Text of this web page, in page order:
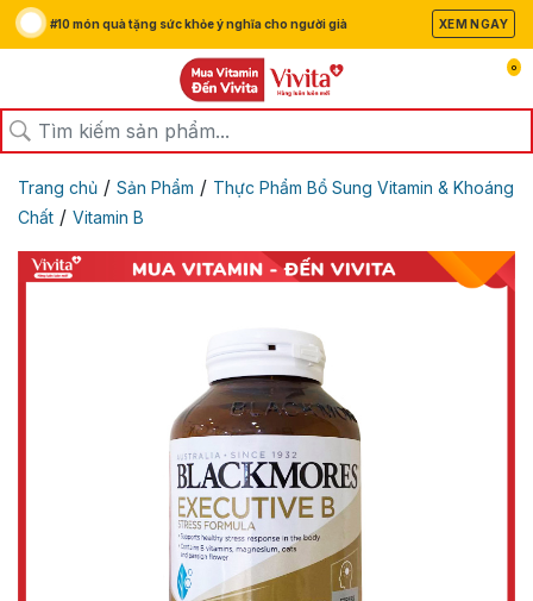
#10 món quà tặng sức khỏe ý nghĩa cho người già XEM NGAY
0
Trang chủ / Sản Phẩm / Thực Phẩm Bổ Sung Vitamin & Khoáng
Chất / Vitamin B